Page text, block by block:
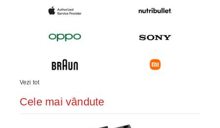
Vezi tot
Cele mai vândute